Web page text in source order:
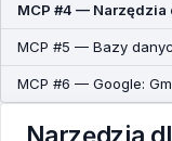
MCP #4 —
MCP #5 — Bazy
MCP #6 — Google:
Narzędzia